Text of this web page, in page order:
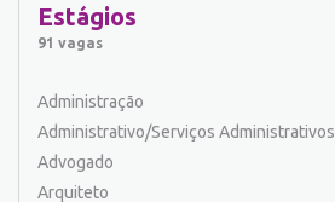
Auxiliar de Serviços
Barman
Cabeleireiro
Caixa Bancário/Operador de Caixa
Carpinteiro
Estágios
91 vagas
Administração
Administrativo/Serviços Administrativos
Advogado
Arquiteto